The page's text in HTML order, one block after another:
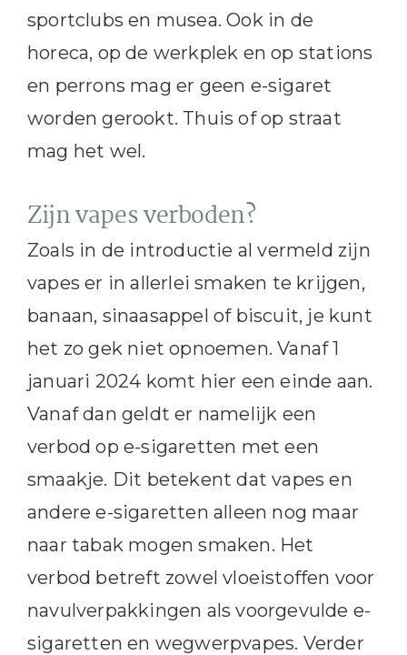
sportclubs en musea. Ook in de
horeca, op de werkplek en op stations
en perrons mag er geen e-sigaret
worden gerookt. Thuis of op straat
mag het wel.
Zijn vapes verboden?
Zoals in de introductie al vermeld zijn
vapes er in allerlei smaken te krijgen,
banaan, sinaasappel of biscuit, je kunt
het zo gek niet opnoemen. Vanaf 1
januari 2024 komt hier een einde aan.
Vanaf dan geldt er namelijk een
verbod op e-sigaretten met een
smaakje. Dit betekent dat vapes en
andere e-sigaretten alleen nog maar
naar tabak mogen smaken. Het
verbod betreft zowel vloeistoffen voor
navulverpakkingen als voorgevulde e-
sigaretten en wegwerpvapes. Verder